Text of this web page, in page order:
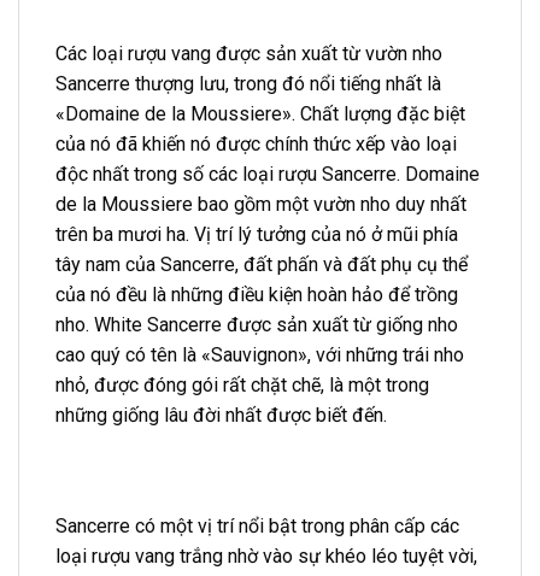
Các loại rượu vang được sản xuất từ ​​vườn nho
Sancerre thượng lưu, trong đó nổi tiếng nhất là
«Domaine de la Moussiere». Chất lượng đặc biệt
của nó đã khiến nó được chính thức xếp vào loại
độc nhất trong số các loại rượu Sancerre. Domaine
de la Moussiere bao gồm một vườn nho duy nhất
trên ba mươi ha. Vị trí lý tưởng của nó ở mũi phía
tây nam của Sancerre, đất phấn và đất phụ cụ thể
của nó đều là những điều kiện hoàn hảo để trồng
nho. White Sancerre được sản xuất từ ​​giống nho
cao quý có tên là «Sauvignon», với những trái nho
nhỏ, được đóng gói rất chặt chẽ, là một trong
những giống lâu đời nhất được biết đến.
Sancerre có một vị trí nổi bật trong phân cấp các
loại rượu vang trắng nhờ vào sự khéo léo tuyệt vời,